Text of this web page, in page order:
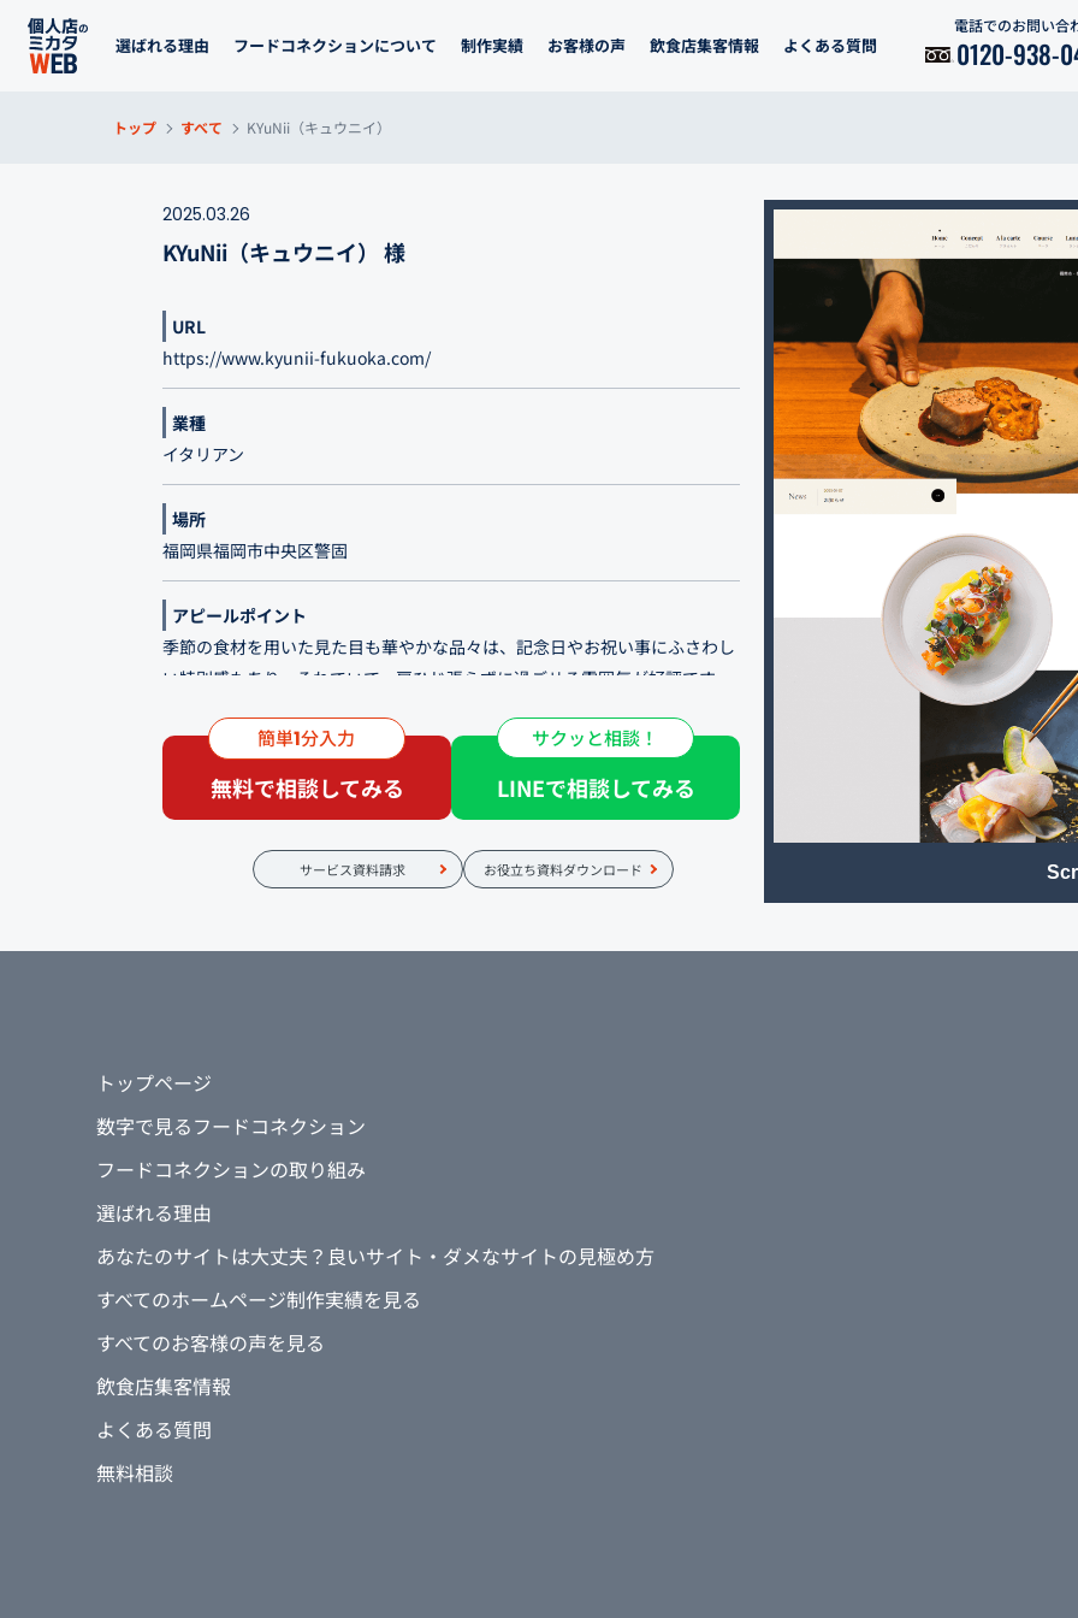
選ばれる理由 フードコネクションについて 制作実績 お客様の声 飲食店集客情報 よくある質問
電話でのお問い合
0120-938-
トップ すべて KYuNii（キュウニイ）
2025.03.26
KYuNii（キュウニイ） 様
URL
https://www.kyunii-fukuoka.com/
業種
イタリアン
場所
福岡県福岡市中央区警固
アピールポイント
季節の食材を用いた見た目も華やかな品々は、記念日やお祝い事にふさわし
い特別感もあり、それでいて、肩ひじ張らずに過ごせる雰囲気が好評です。
タリアンです。アラカルトとワインの楽しみ方を伝えることを主軸に、平日
のランチや土日祝日の昼飲みなどの認知も広め、オープン時からの利用を増
やすことも目的としています。
簡単1分入力
無料で相談してみる
サクッと相談！
LINEで相談してみる
サービス資料請求 お役立ち資料ダウンロード
トップページ
数字で見るフードコネクション
フードコネクションの取り組み
選ばれる理由
あなたのサイトは大丈夫？良いサイト・ダメなサイトの見極め方
すべてのホームページ制作実績を見る
すべてのお客様の声を見る
飲食店集客情報
よくある質問
無料相談